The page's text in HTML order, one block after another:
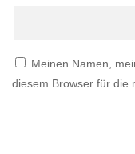
Meinen Namen,
diesem Browser für die